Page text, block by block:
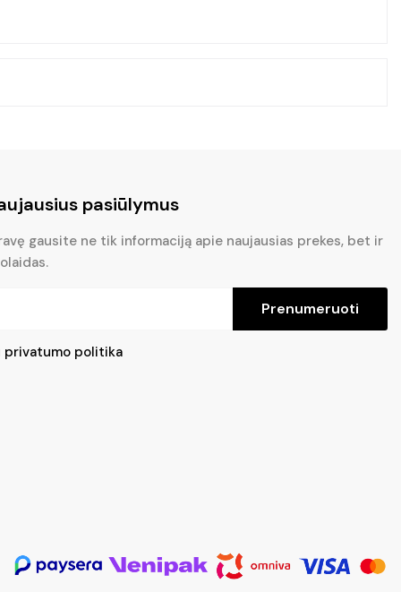
pasiūlymus
gausite ne tik informaciją apie naujausias prekes, bet ir
Prenumeruoti
privatumo politika